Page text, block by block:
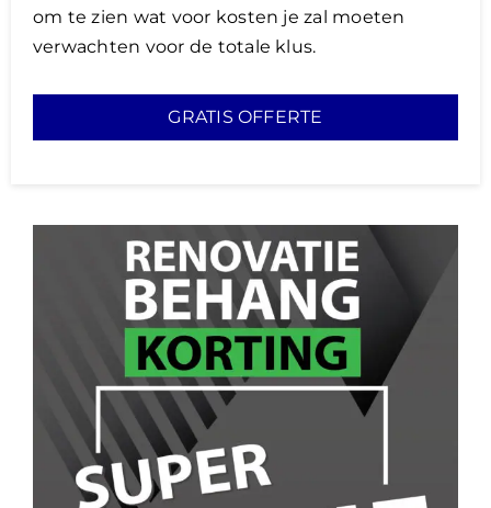
om te zien wat voor kosten je zal moeten
verwachten voor de totale klus.
GRATIS OFFERTE